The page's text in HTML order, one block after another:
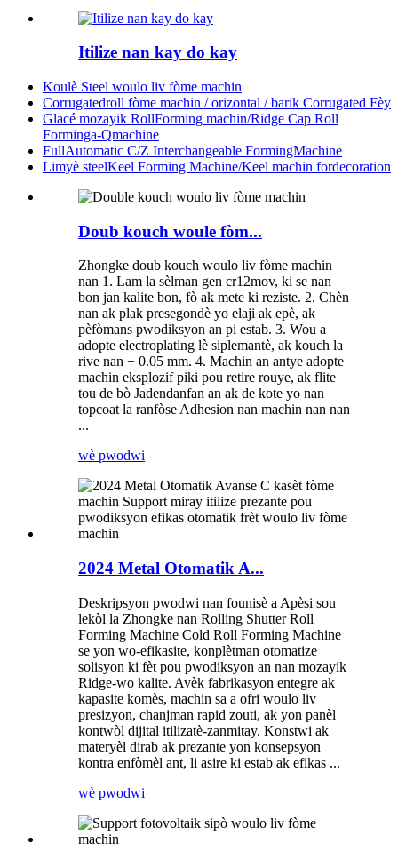
Itilize nan kay do kay
Koulè Steel woulo liv fòme machin
Corrugatedroll fòme machin / orizontal / barik Corrugated Fèy
Glacé mozayik RollForming machin/Ridge Cap Roll
Forminga-Qmachine
FullAutomatic C/Z Interchangeable FormingMachine
Limyè steelKeel Forming Machine/Keel machin fordecoration
Doub kouch woule fòm...
Zhongke doub kouch woulo liv fòme machin
nan 1. Lam la sèlman gen cr12mov, ki se nan
bon jan kalite bon, fò ak mete ki reziste. 2. Chèn
nan ak plak presegondè yo elaji ak epè, ak
pèfòmans pwodiksyon an pi estab. 3. Wou a
adopte electroplating lè siplemantè, ak kouch la
rive nan + 0.05 mm. 4. Machin an antye adopte
machin eksplozif piki pou retire rouye, ak flite
tou de bò Jadendanfan an ak de kote yo nan
topcoat la ranfòse Adhesion nan machin nan nan
...
wè pwodwi
2024 Metal Otomatik A...
Deskripsyon pwodwi nan founisè a Apèsi sou
lekòl la Zhongke nan Rolling Shutter Roll
Forming Machine Cold Roll Forming Machine
se yon wo-efikasite, konplètman otomatize
solisyon ki fèt pou pwodiksyon an nan mozayik
Ridge-wo kalite. Avèk fabrikasyon entegre ak
kapasite komès, machin sa a ofri woulo liv
presizyon, chanjman rapid zouti, ak yon panèl
kontwòl dijital itilizatè-zanmitay. Konstwi ak
materyèl dirab ak prezante yon konsepsyon
kontra enfòmèl ant, li asire ki estab ak efikas ...
wè pwodwi